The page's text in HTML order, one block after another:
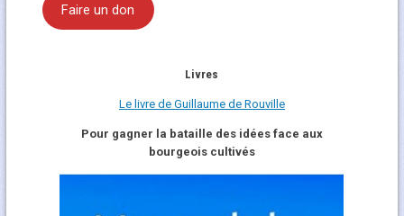
Faire un don
Livres
Le livre de Guillaume de Rouville
Pour gagner la bataille des idées face aux
bourgeois cultivés